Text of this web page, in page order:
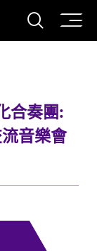
打開
合奏團:
音樂會